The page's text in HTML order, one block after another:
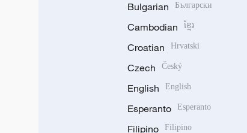
Bulgarian Български
Cambodian ខ្មែរ
Croatian Hrvatski
Czech Český
English English
Esperanto Esperanto
Filipino Filipino